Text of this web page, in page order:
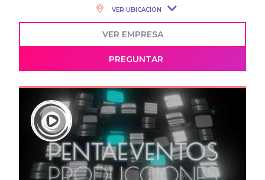
VER UBICACIÓN
VER EMPRESA
PREGUNTAR